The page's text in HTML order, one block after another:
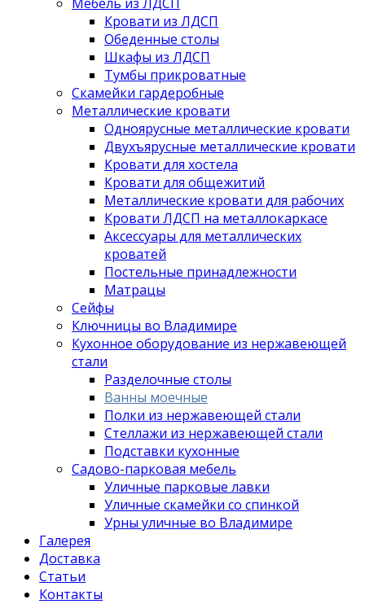
Кровати из ЛДСП
Обеденные столы
Шкафы из ЛДСП
Тумбы прикроватные
Скамейки гардеробные
Металлические кровати
Одноярусные металлические кровати
Двухъярусные металлические кровати
Кровати для хостела
Кровати для общежитий
Металлические кровати для рабочих
Кровати ЛДСП на металлокаркасе
Аксессуары для металлических
кроватей
Постельные принадлежности
Матрацы
Сейфы
Ключницы во Владимире
Кухонное оборудование из нержавеющей
стали
Разделочные столы
Ванны моечные
Полки из нержавеющей стали
Стеллажи из нержавеющей стали
Подставки кухонные
Садово-парковая мебель
Уличные парковые лавки
Уличные скамейки со спинкой
Урны уличные во Владимире
Галерея
Доставка
Статьи
Контакты